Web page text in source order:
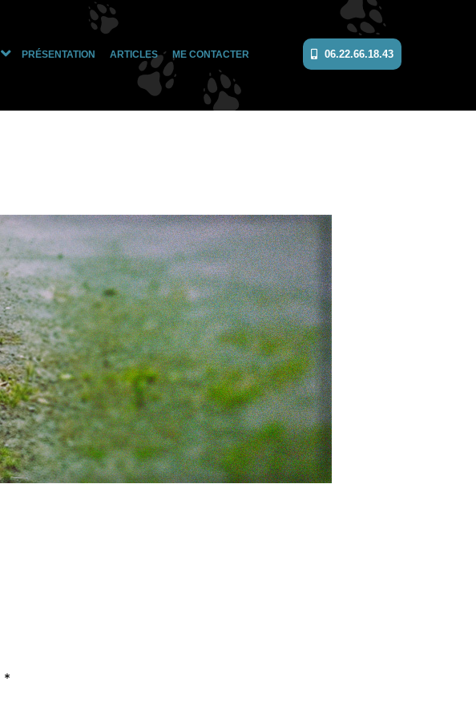
Ouvrir
menu
PRÉSENTATION ARTICLES ME CONTACTER 06.22.66.18.43
*